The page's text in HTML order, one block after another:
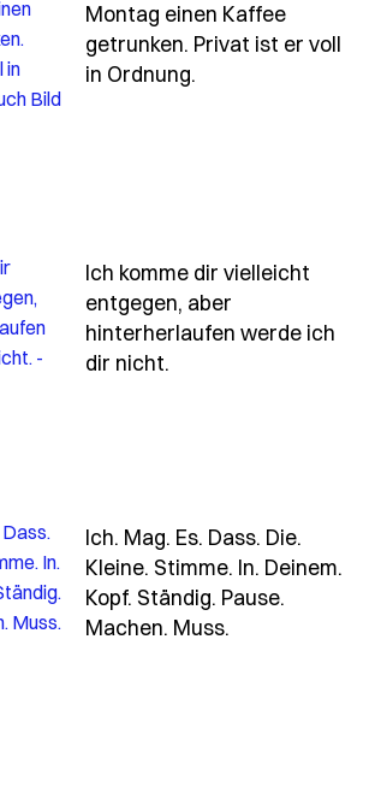
herz-gegeben-damit-du-drauf-treten
Montag einen Kaffee
getrunken. Privat ist er voll
in Ordnung.
die-sonne-bringen-aber-ich-kann-
Ich komme dir vielleicht
entgegen, aber
hinterherlaufen werde ich
dir nicht.
aus-bloedeln-und-ueber-
Ich. Mag. Es. Dass. Die.
Kleine. Stimme. In. Deinem.
Kopf. Ständig. Pause.
Machen. Muss.